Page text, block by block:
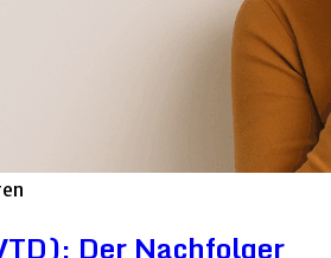
Der Nachfolger